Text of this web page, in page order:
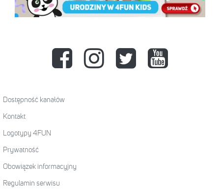
Dostępność kanałów
Kontakt
Logotypy 4FUN
Prywatność
Obowiązek informacyjny
Regulamin serwisu